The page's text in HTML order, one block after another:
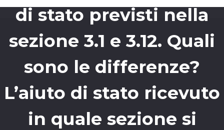
di stato previsti nella
sezione 3.1 e 3.12. Quali
sono le differenze?
L’aiuto di stato ricevuto
in quale sezione si